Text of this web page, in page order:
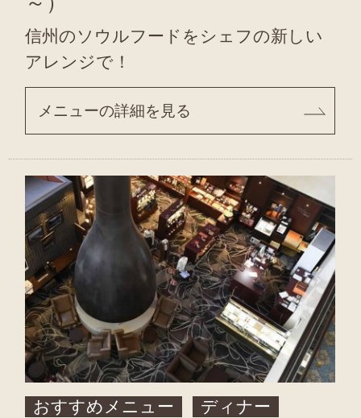
信州のソウルフードをシェフの新しい
アレンジで！
メニューの詳細を見る
おすすめメニュー
ディナー